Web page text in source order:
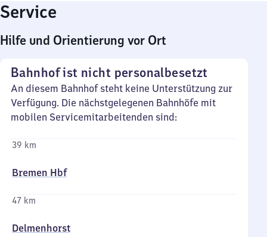
Service
Hilfe und Orientierung vor Ort
Bahnhof ist nicht personalbesetzt
An diesem Bahnhof steht keine Unterstützung zur
Verfügung. Die nächstgelegenen Bahnhöfe mit
mobilen Servicemitarbeitenden sind:
39 km
Bremen Hbf
47 km
Delmenhorst